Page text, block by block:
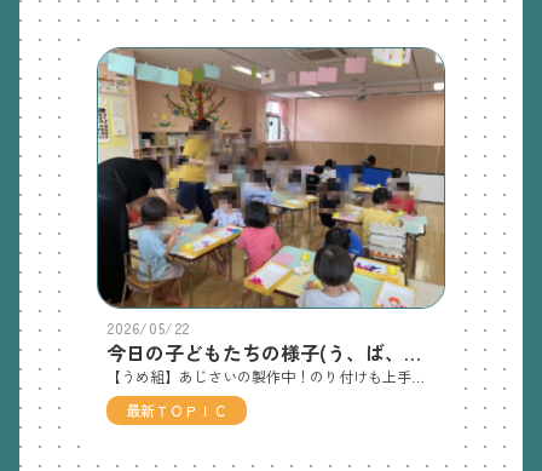
2026/05/22
今日の子どもたちの様子(う、ば、き) 5/22(金)
最新ＴＯＰＩＣ